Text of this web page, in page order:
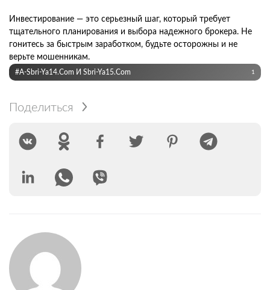
Инвестирование — это серьезный шаг, который требует
тщательного планирования и выбора надежного брокера. Не
гонитесь за быстрым заработком, будьте осторожны и не
верьте мошенникам.
#A-Sbri-Ya14.com И Sbri-Ya15.com 1
Поделиться